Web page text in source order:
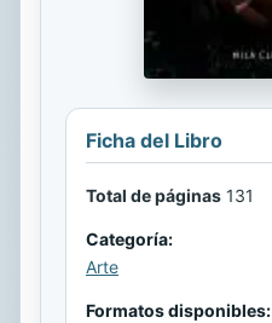
Ficha del Libro
Total de páginas 131
Categoría:
Arte
Formatos disponibles: